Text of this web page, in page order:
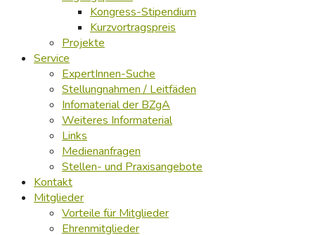
Kongress-Stipendium
Kurzvortragspreis
Projekte
Service
ExpertInnen-Suche
Stellungnahmen / Leitfäden
Infomaterial der BZgA
Weiteres Informaterial
Links
Medienanfragen
Stellen- und Praxisangebote
Kontakt
Mitglieder
Vorteile für Mitglieder
Ehrenmitglieder